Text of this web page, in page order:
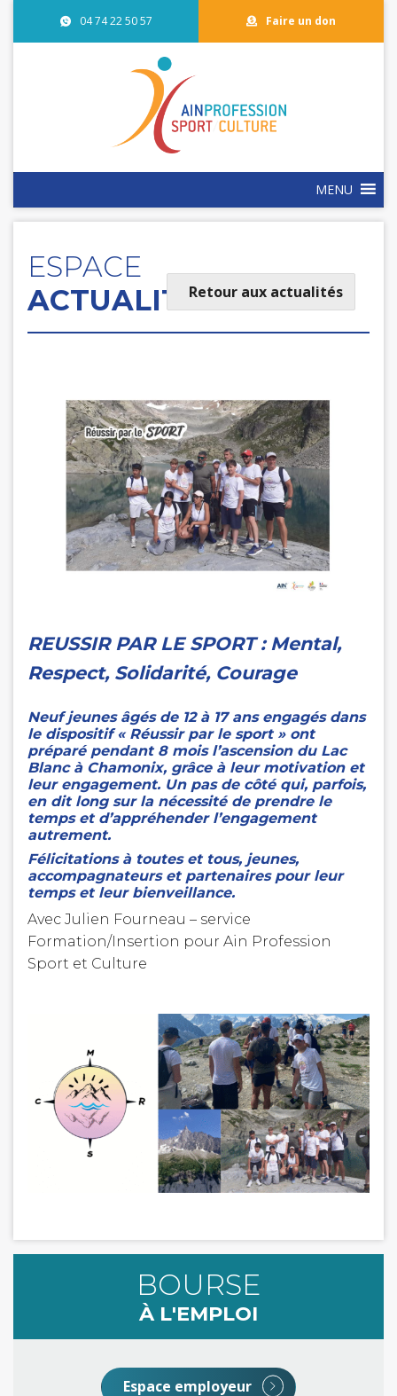
04 74 22 50 57 Faire un don
MENU
ESPACE
ACTUALITÉSRetour aux actualités
REUSSIR PAR LE SPORT : Mental,
Respect, Solidarité, Courage
Neuf jeunes âgés de 12 à 17 ans engagés dans
le dispositif « Réussir par le sport » ont
préparé pendant 8 mois l’ascension du Lac
Blanc à Chamonix, grâce à leur motivation et
leur engagement. Un pas de côté qui, parfois,
en dit long sur la nécessité de prendre le
temps et d’appréhender l’engagement
autrement.
Félicitations à toutes et tous, jeunes,
accompagnateurs et partenaires pour leur
temps et leur bienveillance.
Avec Julien Fourneau – service
Formation/Insertion pour Ain Profession
Sport et Culture
BOURSE
À L'EMPLOI
Espace employeur